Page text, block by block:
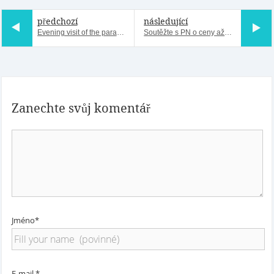
předchozí následující
Zanechte svůj komentář
Jméno*